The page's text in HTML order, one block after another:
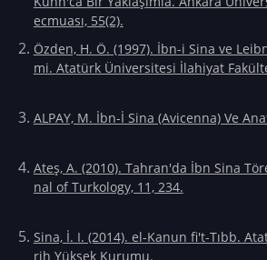
ecmuası, 55(2).
Özden, H. Ö. (1997). İbn-i Sina ve
mi. Atatürk Üniversitesi İlahiyat
ALPAY, M. İbn-İ Sina (Avicenna) Ve
Ateş, A. (2010). Tahran'da İbn Sina
nal of Turkology, 11, 234.
Sina, İ. I. (2014). el-Kanun fi't-Tıbb.
rih Yüksek Kurumu.